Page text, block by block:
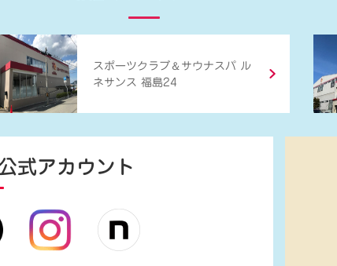
スポーツクラブ ＆ サウナスパ ル
ネサンス 福島24
式アカウント